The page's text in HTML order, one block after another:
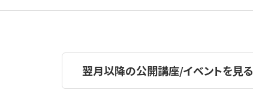
翌月以降の公開講座/イベントを見る